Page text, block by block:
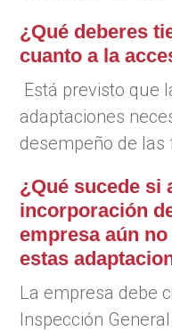
¿Qué deberes
cuanto a la
Está previsto que
adaptaciones
desempeño de las
¿Qué sucede si
incorporación
empresa aún
estas
La empresa debe
Inspección